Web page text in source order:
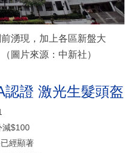
湧現，加上各區新盤大
圖片來源：中新社）
認證 激光生髮頭盔
減$100
經顯著